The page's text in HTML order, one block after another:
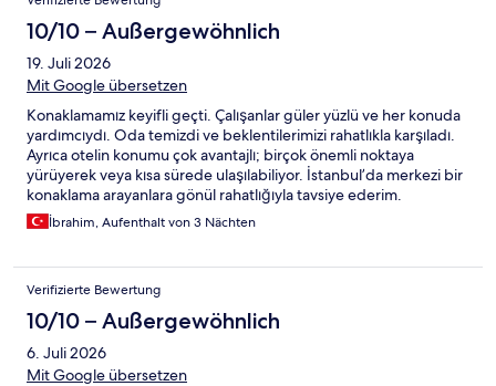
weiterempfehlen.
10/10 – Außergewöhnlich
19. Juli 2026
Mit Google übersetzen
Konaklamamız keyifli geçti. Çalışanlar güler yüzlü ve her konuda
yardımcıydı. Oda temizdi ve beklentilerimizi rahatlıkla karşıladı.
Ayrıca otelin konumu çok avantajlı; birçok önemli noktaya
yürüyerek veya kısa sürede ulaşılabiliyor. İstanbul’da merkezi bir
konaklama arayanlara gönül rahatlığıyla tavsiye ederim.
İbrahim, Aufenthalt von 3 Nächten
Verifizierte Bewertung
10/10 – Außergewöhnlich
6. Juli 2026
Mit Google übersetzen